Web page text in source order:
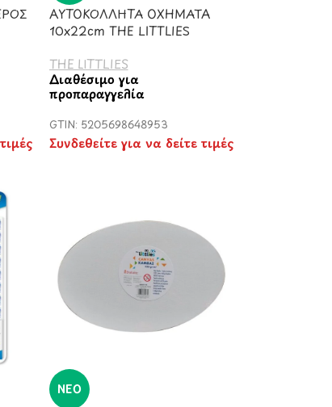
ΑΥΤΟΚΟΛΛΗΤΑ ΟΧΗΜΑΤΑ
10x22cm THE LITTLIES
THE LITTLIES
Διαθέσιμο για
προπαραγγελία
GTIN: 5205698648953
Συνδεθείτε για να δείτε τιμές
ΝΈΟ